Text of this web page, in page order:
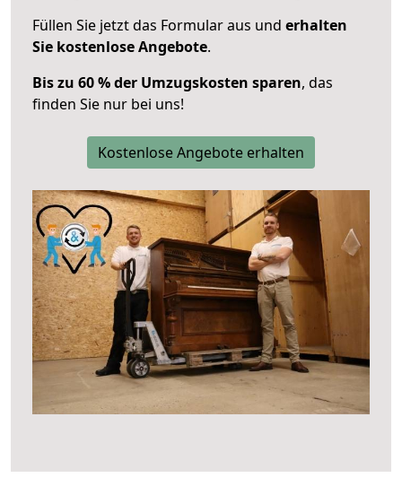
Füllen Sie jetzt das Formular aus und erhalten
Sie kostenlose Angebote.
Bis zu 60 % der Umzugskosten sparen, das
finden Sie nur bei uns!
Kostenlose Angebote erhalten